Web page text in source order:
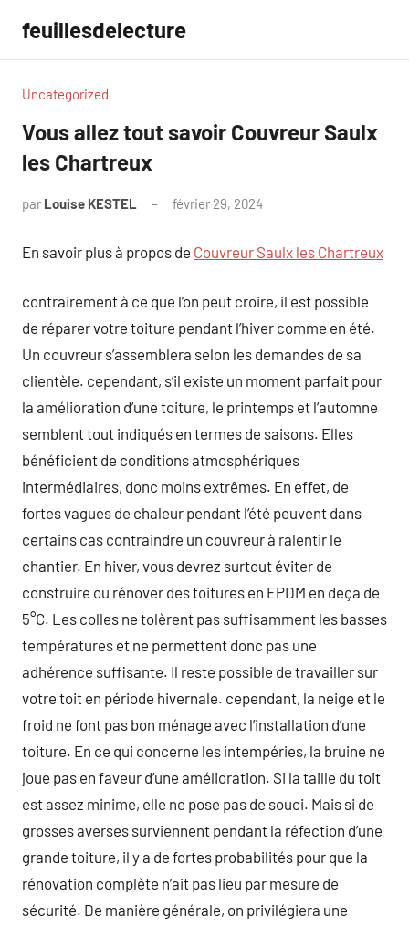
contenu
feuillesdelecture
Uncategorized
Vous allez tout savoir Couvreur Saulx
les Chartreux
par Louise KESTEL février 29, 2024
En savoir plus à propos de Couvreur Saulx les Chartreux
contrairement à ce que l’on peut croire, il est possible
de réparer votre toiture pendant l’hiver comme en été.
Un couvreur s’assemblera selon les demandes de sa
clientèle. cependant, s’il existe un moment parfait pour
la amélioration d’une toiture, le printemps et l’automne
semblent tout indiqués en termes de saisons. Elles
bénéficient de conditions atmosphériques
intermédiaires, donc moins extrêmes. En effet, de
fortes vagues de chaleur pendant l’été peuvent dans
certains cas contraindre un couvreur à ralentir le
chantier. En hiver, vous devrez surtout éviter de
construire ou rénover des toitures en EPDM en deça de
5°C. Les colles ne tolèrent pas suffisamment les basses
températures et ne permettent donc pas une
adhérence suffisante. Il reste possible de travailler sur
votre toit en période hivernale. cependant, la neige et le
froid ne font pas bon ménage avec l’installation d’une
toiture. En ce qui concerne les intempéries, la bruine ne
joue pas en faveur d’une amélioration. Si la taille du toit
est assez minime, elle ne pose pas de souci. Mais si de
grosses averses surviennent pendant la réfection d’une
grande toiture, il y a de fortes probabilités pour que la
rénovation complète n’ait pas lieu par mesure de
sécurité. De manière générale, on privilégiera une